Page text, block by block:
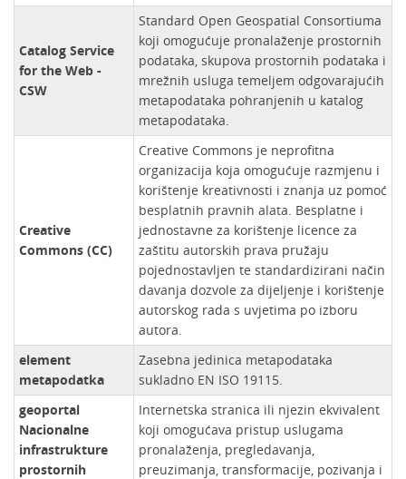
Catalog Service
for the Web -
CSW
Standard Open Geospatial Consortiuma
koji omogućuje pronalaženje prostornih
podataka, skupova prostornih podataka i
mrežnih usluga temeljem odgovarajućih
metapodataka pohranjenih u katalog
metapodataka.
Creative
Commons (CC)​
Creative Commons je neprofitna
organizacija koja omogućuje razmjenu i
korištenje kreativnosti i znanja uz pomoć
besplatnih pravnih alata. Besplatne i
jednostavne za korištenje licence za
zaštitu autorskih prava pružaju
pojednostavljen te standardizirani način
davanja dozvole za dijeljenje i korištenje
autorskog rada s uvjetima po izboru
autora.
element
metapodatka
Zasebna jedinica metapodataka
sukladno EN ISO 19115.
geoportal
Nacionalne
infrastrukture
prostornih
Internetska stranica ili njezin ekvivalent
koji omogućava pristup uslugama
pronalaženja, pregledavanja,
preuzimanja, transformacije, pozivanja i